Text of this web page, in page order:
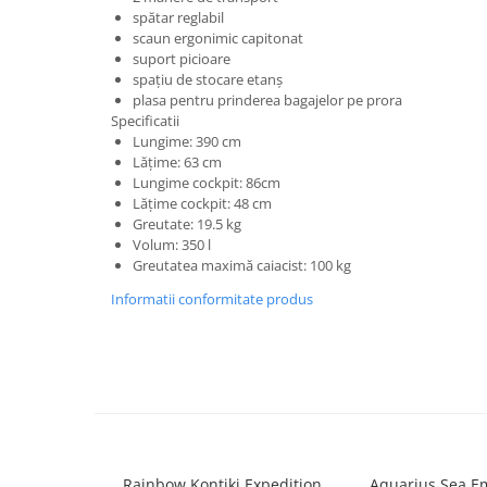
Căști de protecție
Siguranță, accesorii
Drybag - Saci impermeabili
Genți și portbagaje de biciclete
spătar reglabil
scaun ergonimic capitonat
suport picioare
spațiu de stocare etanș
plasa pentru prinderea bagajelor pe prora
Specificatii
Lungime:390cm
Lăţime:63cm
Lungime cockpit:86cm
Lăţimecockpit:48cm
Greutate: 19.5 kg
Volum: 350 l
Greutatea maximă caiacist: 100 kg
Informatii conformitate produs